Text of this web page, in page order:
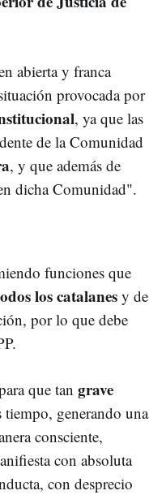
abierta y franca
provocada por
, ya que las
de la Comunidad
, y que además de
dicha Comunidad".
funciones que
los catalanesy de
por lo que debe
que tan grave
generando una
consciente,
con absoluta
con desprecio